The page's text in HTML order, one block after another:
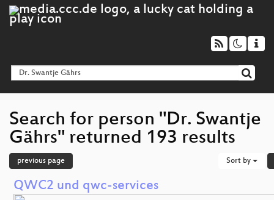
Search for person "Dr. Swantje
Gährs" returned 193 results
previous page Sort by
QWC2 und qwc-services